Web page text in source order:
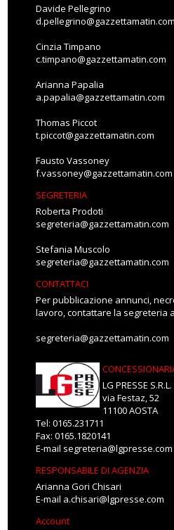
Davide Pellegrino
d.pellegrino@gazzettamatin.com
Cinzia Timpano
c.timpano@gazzettamatin.com
Arianna Papalia
a.papalia@gazzettamatin.com
Thomas Piccot
t.piccot@gazzettamatin.com
Fausto Vassoney
f.vassoney@gazzettamatin.com
SEGRETERIA
Roberta Prodoti
segreteria@gazzettamatin.com
Stefania Muscolo
segreteria@gazzettamatin.com
CONTATTACI
Per pubblicazione annunci,
lavoro, contattare la segreteria
segreteria@gazzettamatin.com
LG PRESSE S.R.L.
via Festaz, 52
11100 AOSTA
Tel: 0165.231711
Fax: 0165.1820141
E-mail segreteria@lgpresse.com
RESPONSABILE DI AGENZIA
Arianna Gori Chisari
E-mail a.chisari@lgpresse.com
Account